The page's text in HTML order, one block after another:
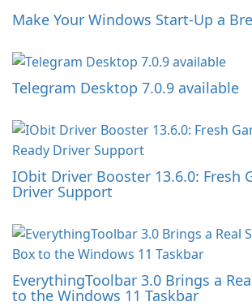
Make Your Windows Start-Up a
Telegram Desktop 7.0.9 available
IObit Driver Booster 13.6.0: Fresh
Driver Support
EverythingToolbar 3.0 Brings a
to the Windows 11 Taskbar